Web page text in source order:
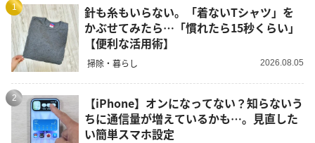
1
針も糸もいらない。「着ないTシャツ」を
かぶせてみたら…「慣れたら15秒くらい」
【便利な活用術】
掃除・暮らし 2026.08.05
2
【iPhone】オンになってない？知らないう
ちに通信量が増えているかも…。見直した
い簡単スマホ設定